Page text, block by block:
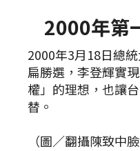
2000年第
2000年3月18日總
扁勝選，李登輝實
權」的理想，也讓
替。
（圖／翻攝陳致中臉